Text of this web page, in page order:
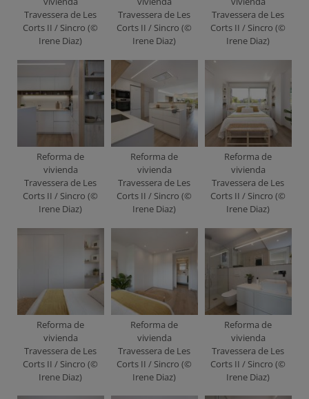
Travessera de Les
Corts II / Sincro (©
Irene Diaz)
Travessera de Les
Corts II / Sincro (©
Irene Diaz)
Travessera de Les
Corts II / Sincro (©
Irene Diaz)
Reforma de
vivienda
Travessera de Les
Corts II / Sincro (©
Irene Diaz)
Reforma de
vivienda
Travessera de Les
Corts II / Sincro (©
Irene Diaz)
Reforma de
vivienda
Travessera de Les
Corts II / Sincro (©
Irene Diaz)
Reforma de
vivienda
Travessera de Les
Corts II / Sincro (©
Irene Diaz)
Reforma de
vivienda
Travessera de Les
Corts II / Sincro (©
Irene Diaz)
Reforma de
vivienda
Travessera de Les
Corts II / Sincro (©
Irene Diaz)